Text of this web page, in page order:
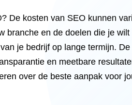
De kosten van SEO kunnen
branche en de doelen die je
je bedrijf op lange termijn.
en meetbare
over de beste aanpak voor